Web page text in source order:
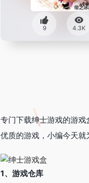
9 4.3K
专门下载绅士游戏的游
优质的游戏，小编今天就
1、游戏仓库